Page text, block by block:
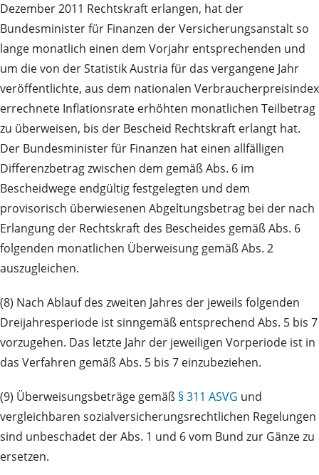
Dezember 2011 Rechtskraft erlangen, hat der
Bundesminister für Finanzen der Versicherungsanstalt so
lange monatlich einen dem Vorjahr entsprechenden und
um die von der Statistik Austria für das vergangene Jahr
veröffentlichte, aus dem nationalen Verbraucherpreisindex
errechnete Inflationsrate erhöhten monatlichen Teilbetrag
zu überweisen, bis der Bescheid Rechtskraft erlangt hat.
Der Bundesminister für Finanzen hat einen allfälligen
Differenzbetrag zwischen dem gemäß Abs. 6 im
Bescheidwege endgültig festgelegten und dem
provisorisch überwiesenen Abgeltungsbetrag bei der nach
Erlangung der Rechtskraft des Bescheides gemäß Abs. 6
folgenden monatlichen Überweisung gemäß Abs. 2
auszugleichen.
(8) Nach Ablauf des zweiten Jahres der jeweils folgenden
Dreijahresperiode ist sinngemäß entsprechend Abs. 5 bis 7
vorzugehen. Das letzte Jahr der jeweiligen Vorperiode ist in
das Verfahren gemäß Abs. 5 bis 7 einzubeziehen.
(9) Überweisungsbeträge gemäß § 311 ASVG und
vergleichbaren sozialversicherungsrechtlichen Regelungen
sind unbeschadet der Abs. 1 und 6 vom Bund zur Gänze zu
ersetzen.